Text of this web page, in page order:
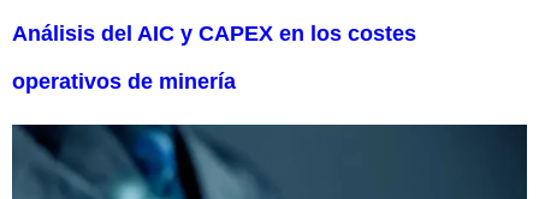
Análisis del AIC y CAPEX en los costes
operativos de minería